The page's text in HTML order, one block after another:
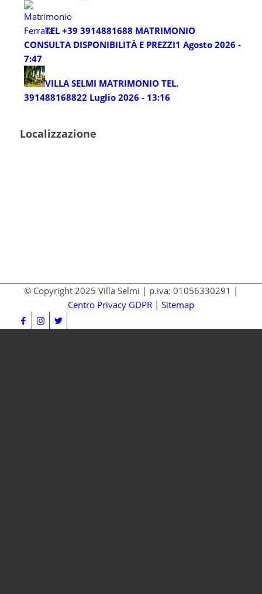
TEL +39 3914881688 MATRIMONIO
CONSULTA DISPONIBILITÀ E PREZZI1 Agosto 2026 -
7:47
VILLA SELMI MATRIMONIO TEL.
391488168822 Luglio 2026 - 13:16
Localizzazione
© Copyright 2025 Villa Selmi | p.iva: 01056330291 |
Centro Privacy GDPR| Sitemap